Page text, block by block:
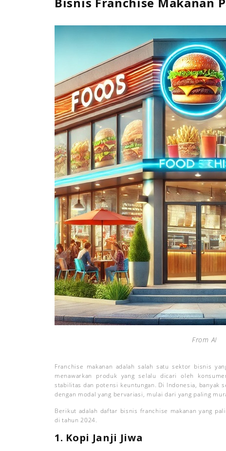
From AI
Franchise makanan adalah salah satu sektor bisnis
menawarkan produk yang selalu dicari oleh
stabilitas dan potensi keuntungan. Di Indonesia, banyak
dengan modal yang bervariasi, mulai dari yang paling
Berikut adalah daftar bisnis franchise makanan yang
di tahun 2024.
1. Kopi Janji Jiwa